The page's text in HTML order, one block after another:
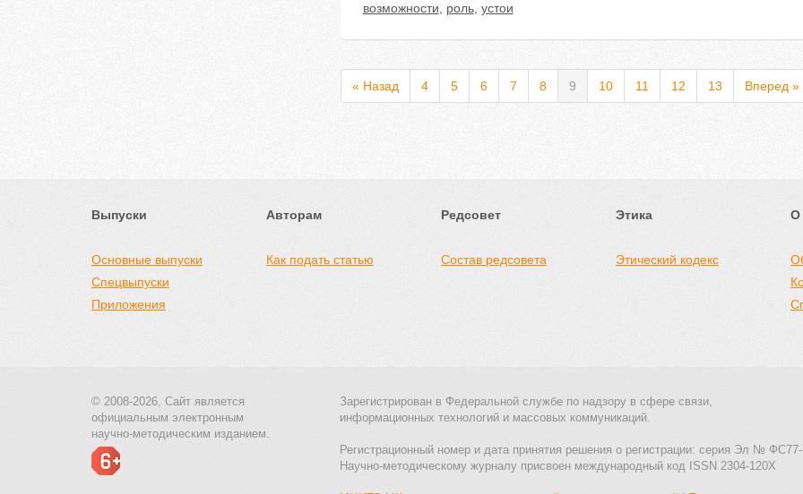
возможности
роль, устои
« Назад 4 5 6 7 8 9 10 11 12 13 Вперед »
Выпуски
Основные выпуски
Спецвыпуски
Приложения
Авторам
Как подать статью
Редсовет
Состав редсовета
Этика
Этический кодекс
О
© 2008-2026, Сайт является
официальным электронным
научно-методическим изданием.
Зарегистрирован в Федеральной службе по надзору в сфере связи,
информационных технологий и массовых коммуникаций.
Регистрационный номер и дата принятия решения о регистрации: серия Эл №
Научно-методическому журналу присвоен международный код ISSN 2304-120X